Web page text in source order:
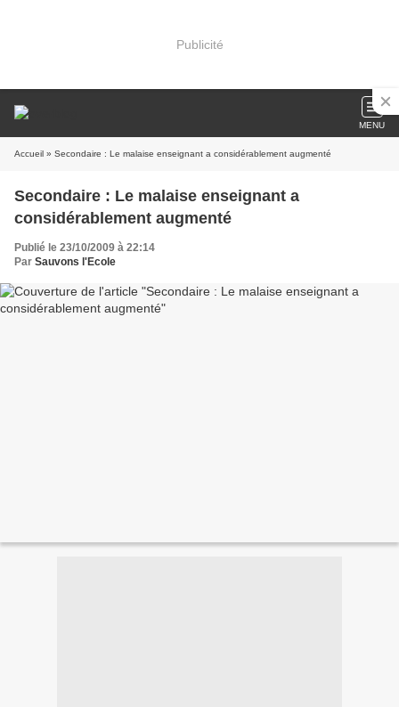
Publicité
MENU
Accueil » Secondaire : Le malaise enseignant a considérablement augmenté
Secondaire : Le malaise enseignant a
considérablement augmenté
Publié le 23/10/2009 à 22:14
Par Sauvons l'Ecole